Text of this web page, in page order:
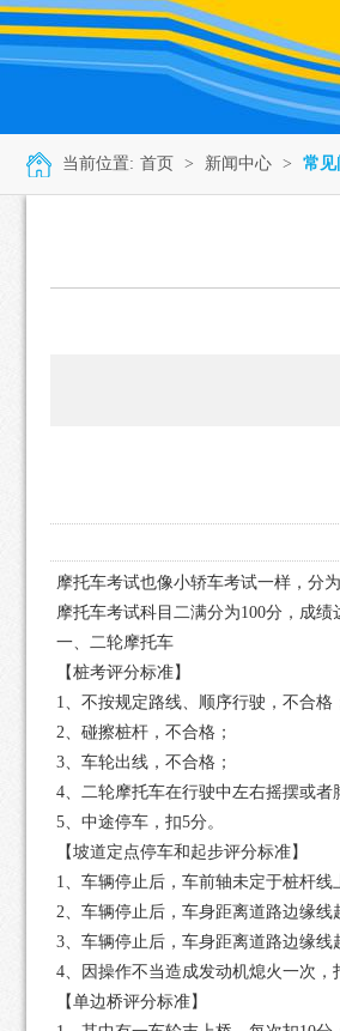
当前位置: 首页 > 新闻中心 > 常见
摩托车考试也像小轿车考试一样，分
摩托车考试科目二满分为100分，成绩
一、二轮摩托车
【桩考评分标准】
1 、不按规定路线、顺序行驶，不合格
2 、碰擦桩杆，不合格；
3、车轮出线，不合格；
4、二轮摩托车在行驶中左右摇摆或者
5、中途停车，扣5分。
【坡道定点停车和起步评分标准】
1 、车辆停止后，车前轴未定于桩杆线
2 、车辆停止后，车身距离道路边缘线
3、车辆停止后，车身距离道路边缘线
4、因操作不当造成发动机熄火一次，
【单边桥评分标准】